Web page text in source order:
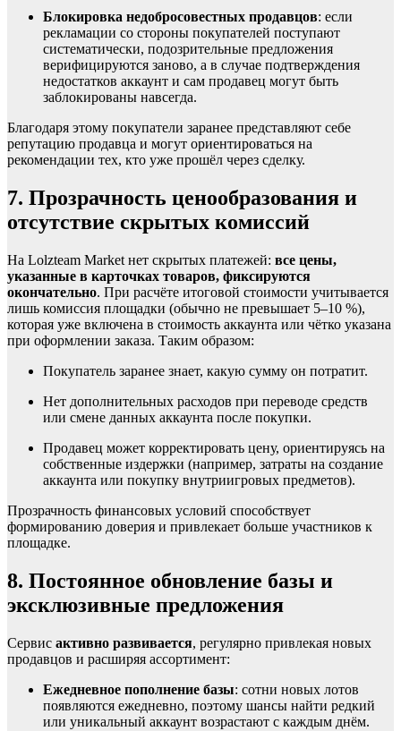
Блокировка недобросовестных продавцов: если
рекламации со стороны покупателей поступают
систематически, подозрительные предложения
верифицируются заново, а в случае подтверждения
недостатков аккаунт и сам продавец могут быть
заблокированы навсегда.
Благодаря этому покупатели заранее представляют себе
репутацию продавца и могут ориентироваться на
рекомендации тех, кто уже прошёл через сделку.
7. Прозрачность ценообразования и
отсутствие скрытых комиссий
На Lolzteam Market нет скрытых платежей: все цены,
указанные в карточках товаров, фиксируются
окончательно. При расчёте итоговой стоимости учитывается
лишь комиссия площадки (обычно не превышает 5–10 %),
которая уже включена в стоимость аккаунта или чётко указана
при оформлении заказа. Таким образом:
Покупатель заранее знает, какую сумму он потратит.
Нет дополнительных расходов при переводе средств
или смене данных аккаунта после покупки.
Продавец может корректировать цену, ориентируясь на
собственные издержки (например, затраты на создание
аккаунта или покупку внутриигровых предметов).
Прозрачность финансовых условий способствует
формированию доверия и привлекает больше участников к
площадке.
8. Постоянное обновление базы и
эксклюзивные предложения
Сервис активно развивается, регулярно привлекая новых
продавцов и расширяя ассортимент:
Ежедневное пополнение базы: сотни новых лотов
появляются ежедневно, поэтому шансы найти редкий
или уникальный аккаунт возрастают с каждым днём.